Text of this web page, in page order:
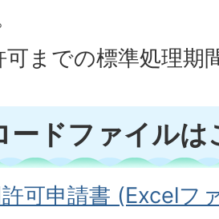
までの標準処理期
ードファイルは
可申請書 (Excelフ